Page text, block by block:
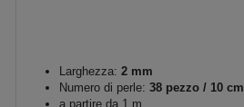
Larghezza: 2 mm
Numero di perle: 38 pezzo / 10 cm
a partire da 1 m